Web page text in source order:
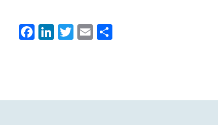
Facebook
LinkedIn
Twitter
Email